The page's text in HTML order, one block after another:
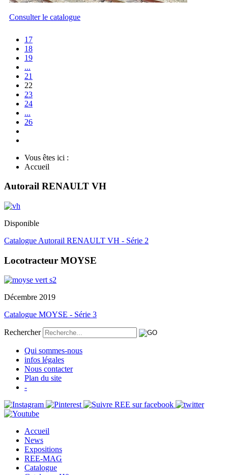
Consulter le catalogue
17
18
19
...
21
22
23
24
...
26
Vous êtes ici :
Accueil
Autorail RENAULT VH
Disponible
Catalogue Autorail RENAULT VH - Série 2
Locotracteur MOYSE
Décembre 2019
Catalogue MOYSE - Série 3
Rechercher
Qui sommes-nous
infos légales
Nous contacter
Plan du site
-
Accueil
News
Expositions
REE-MAG
Catalogue